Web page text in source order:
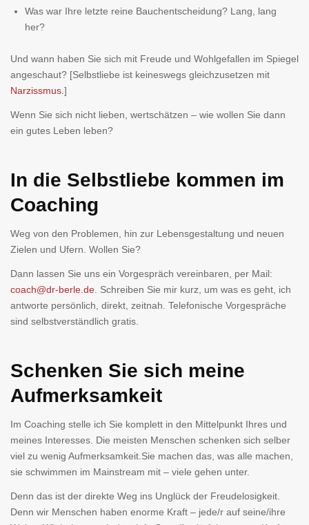
Was war Ihre letzte reine Bauchentscheidung? Lang, lang
her?
Und wann haben Sie sich mit Freude und Wohlgefallen im Spiegel
angeschaut? [Selbstliebe ist keineswegs gleichzusetzen mit
Narzissmus.]
Wenn Sie sich nicht lieben, wertschätzen – wie wollen Sie dann
ein gutes Leben leben?
In die Selbstliebe kommen im
Coaching
Weg von den Problemen, hin zur Lebensgestaltung und neuen
Zielen und Ufern. Wollen Sie?
Dann lassen Sie uns ein Vorgespräch vereinbaren, per Mail:
coach@dr-berle.de . Schreiben Sie mir kurz, um was es geht, ich
antworte persönlich, direkt, zeitnah. Telefonische Vorgespräche
sind selbstverständlich gratis.
Schenken Sie sich meine
Aufmerksamkeit
Im Coaching stelle ich Sie komplett in den Mittelpunkt Ihres und
meines Interesses. Die meisten Menschen schenken sich selber
viel zu wenig Aufmerksamkeit.Sie machen das, was alle machen,
sie schwimmen im Mainstream mit – viele gehen unter.
Denn das ist der direkte Weg ins Unglück der Freudelosigkeit.
Denn wir Menschen haben enorme Kraft – jede/r auf seine/ihre